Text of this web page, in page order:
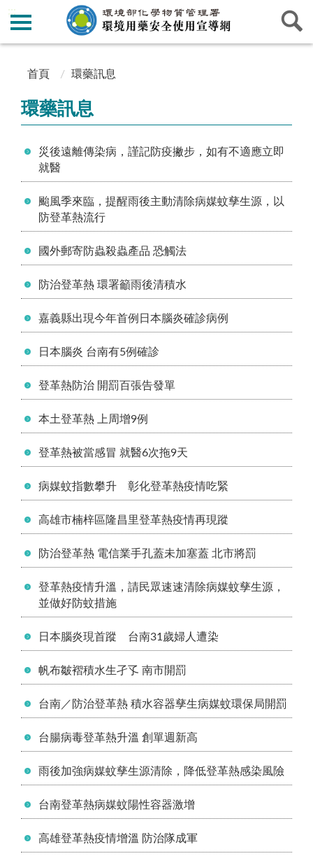
:::
:::
首頁 環藥訊息
環藥訊息
災後遠離傳染病，謹記防疫撇步，如有不適應立即
就醫
颱風季來臨，提醒雨後主動清除病媒蚊孳生源，以
防登革熱流行
國外郵寄防蟲殺蟲產品 恐觸法
防治登革熱 環署籲雨後清積水
嘉義縣出現今年首例日本腦炎確診病例
日本腦炎 台南有5例確診
登革熱防治 開罰百張告發單
本土登革熱 上周增9例
登革熱被當感冒 就醫6次拖9天
病媒蚊指數攀升 彰化登革熱疫情吃緊
高雄市楠梓區隆昌里登革熱疫情再現蹤
防治登革熱 電信業手孔蓋未加塞蓋 北市將罰
登革熱疫情升溫，請民眾速速清除病媒蚊孳生源，
並做好防蚊措施
日本腦炎現首蹤 台南31歲婦人遭染
帆布皺褶積水生孑孓 南市開罰
台南／防治登革熱 積水容器孳生病媒蚊環保局開罰
台腸病毒登革熱升溫 創單週新高
雨後加強病媒蚊孳生源清除，降低登革熱感染風險
台南登革熱病媒蚊陽性容器激增
高雄登革熱疫情增溫 防治隊成軍